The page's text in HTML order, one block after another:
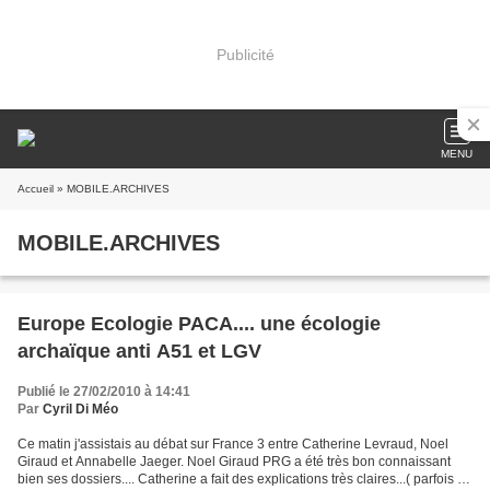
Publicité
MENU
Accueil » MOBILE.ARCHIVES
MOBILE.ARCHIVES
Europe Ecologie PACA.... une écologie
archaïque anti A51 et LGV
Publié le 27/02/2010 à 14:41
Par Cyril Di Méo
Ce matin j'assistais au débat sur France 3 entre Catherine Levraud, Noel
Giraud et Annabelle Jaeger. Noel Giraud PRG a été très bon connaissant
bien ses dossiers.... Catherine a fait des explications très claires...( parfois un